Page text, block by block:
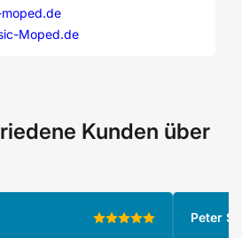
Moped.de
Kunden über
Peter S.